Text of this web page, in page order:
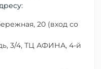
20 (вход со
3/4, ТЦ АФИНА, 4-й